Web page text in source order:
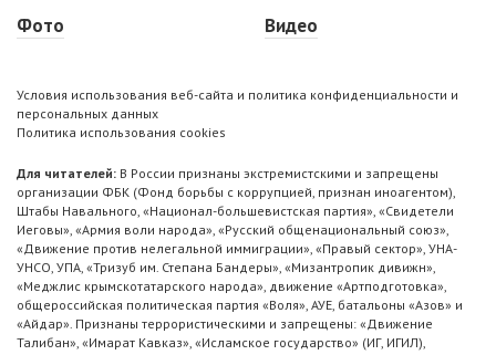
Фото
Видео
Условия использования веб-сайта и политика конфиденциальности и
персональных данных
Политика использования cookies
Для читателей: В России признаны экстремистскими и запрещены
организации ФБК (Фонд борьбы с коррупцией, признан иноагентом),
Штабы Навального, «Национал-большевистская партия», «Свидетели
Иеговы», «Армия воли народа», «Русский общенациональный союз»,
«Движение против нелегальной иммиграции», «Правый сектор», УНА-
УНСО, УПА, «Тризуб им. Степана Бандеры», «Мизантропик дивижн»,
«Меджлис крымскотатарского народа», движение «Артподготовка»,
общероссийская политическая партия «Воля», АУЕ, батальоны «Азов» и
«Айдар». Признаны террористическими и запрещены: «Движение
Талибан», «Имарат Кавказ», «Исламское государство» (ИГ, ИГИЛ),